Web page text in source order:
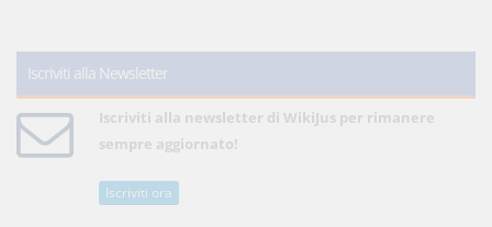
Iscriviti alla Newsletter
Iscriviti alla newsletter di WikiJus per rimanere
sempre aggiornato!
Iscriviti ora